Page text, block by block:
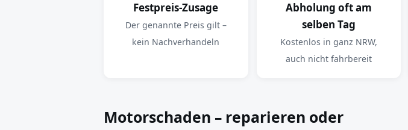
Festpreis-Zusage
Der genannte Preis gilt –
kein Nachverhandeln
Abholung oft am
selben Tag
Kostenlos in ganz NRW,
auch nicht fahrbereit
Motorschaden – reparieren oder